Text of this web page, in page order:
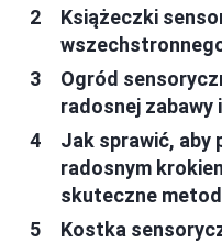
Książeczki
Ogród
radosnej
Jak sprawić, aby
radosnym
skuteczne
Kostka